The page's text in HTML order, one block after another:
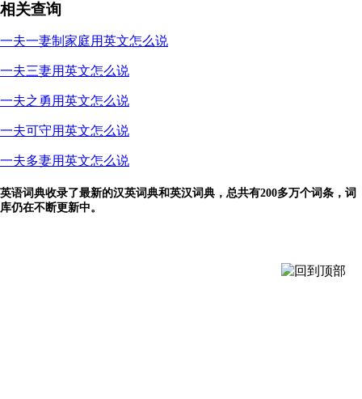
相关查询
一夫一妻制家庭用英文怎么说
一夫三妻用英文怎么说
一夫之勇用英文怎么说
一夫可守用英文怎么说
一夫多妻用英文怎么说
英语词典收录了最新的汉英词典和英汉词典，总共有200多万个词条，词
库仍在不断更新中。